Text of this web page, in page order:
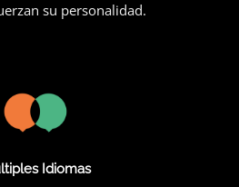
su personalidad.
Idiomas